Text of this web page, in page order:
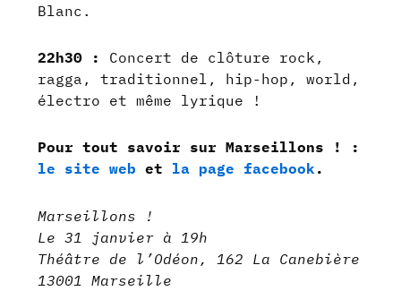
Blanc.
22h30 :
Concert de clôture rock,
ragga, traditionnel, hip-hop, world,
électro et même lyrique !
Pour tout savoir sur Marseillons ! :
le site web et la page facebook .
Marseillons !
Le 31 janvier à 19h
Théâtre de l’Odéon, 162 La Canebière
13001 Marseille